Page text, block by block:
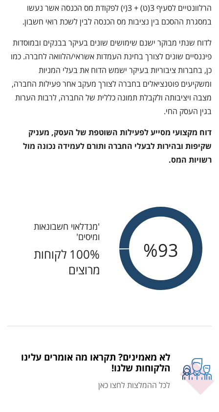
הרלוונטיים לסעיף 3(ט) + 3(י) לפקודת מס הכנסה אשר נעשו
במסגרת ההסכם בין נציבות מס הכנסה לבין לשכת רואי חשבון.
לדוח שנתי מבוקר ישנם שימושים שונים בעיקר בבנקים ובמוסדות
פיננסיים שונים לצורך בחינת העמדות אשראי/הלוואה לחברה. כמו
כן, בחברות ציבוריות בעיקר ישמש הדוח את בעלי המניות
ומשקיעים פוטנציאלים בחברה לצורך מעקב אחר פעילות החברה,
מצבה ויציבותה ולקבלת תמונה כללית של החברה, לרבות הערות
בגין העסק החי.
דוח מקצועי מסייע לפעילות השוטפת של העסק, מעניק
שקיפות ובהירות לבעלי החברה ותורם לעמידה נכונה מול
רשויות המס.
100
'מנדלאוי חשבונאות
ומיסים'
100% לקוחות
מרוצים
לא מאמינים? תקראו מה אומרים עלינו
הלקוחות שלנו!
לכל ההמלצות לחצו כאן